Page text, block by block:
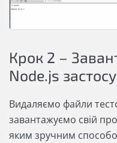
Крок 2 –
Node.js
Видаляємо файли
завантажуємо свій
яким зручним